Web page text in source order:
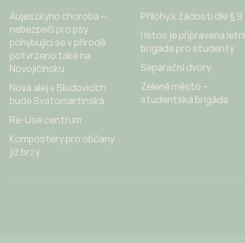
Aujeszkyho choroba –
nebezpečí pro psy
pohybující se v přírodě
potvrzeno také na
Novojičínsku
Nová alej v Bludovicích
bude Svatomartinská
Re-Use centrum
Kompostéry pro občany
již brzy
Přílohy k žádosti dle § 9
I letos je připravena letní
brigáda pro studenty
Separační dvory
Zelené město –
studentská brigáda